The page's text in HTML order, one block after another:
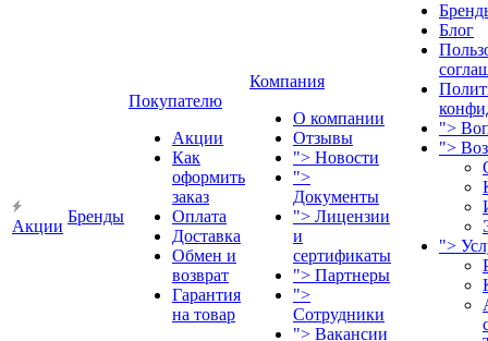
Акции
Бренды
Покупателю
Акции
Как
оформить
заказ
Оплата
Доставка
Обмен и
возврат
Гарантия
на товар
Компания
О компании
Отзывы
"> Новости
">
Документы
"> Лицензии
и
сертификаты
"> Партнеры
">
Сотрудники
"> Вакансии
Блог
">
">
">